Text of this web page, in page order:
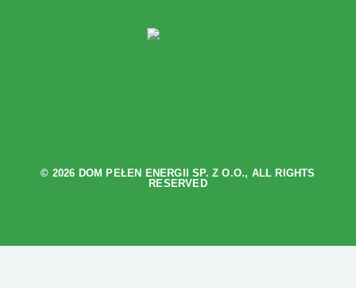
© 2026 DOM PEŁEN ENERGII SP. Z O.O., ALL RIGHTS
RESERVED